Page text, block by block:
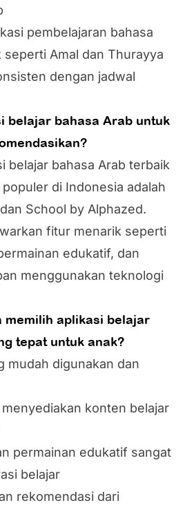
pembelajaran bahasa
seperti Amal dan Thurayya
dengan jadwal
belajar bahasa Arab untuk
belajar bahasa Arab terbaik
di Indonesia adalah
School by Alphazed.
fitur menarik seperti
edukatif, dan
menggunakan teknologi
memilih aplikasi belajar
tepat untuk anak?
mudah digunakan dan
konten belajar
permainan edukatif sangat
belajar
rekomendasi dari